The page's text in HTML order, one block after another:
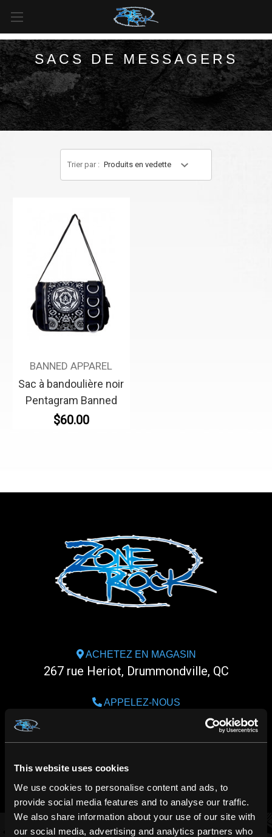
This website uses cookies
We use cookies to personalise content and ads, to
provide social media features and to analyse our traffic.
We also share information about your use of our site with
our social media, advertising and analytics partners who
LIVRAISON GRATUITEpour toutes les commandes de plus
et de plus de 125 $
SACS DE MESSAGERS
Trier par :
BANNED APPAREL
Sac à bandoulière noir
Pentagram Banned
$60.00
ACHETEZ EN MAGASIN
267 rue Heriot, Drummondville, QC
APPELEZ-NOUS
m.me/zonerock/